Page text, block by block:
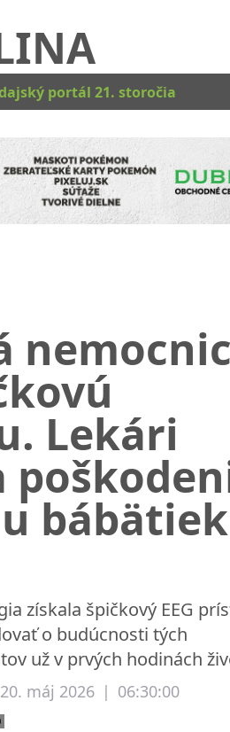
portál 21. storočia
Lekári
bábätiek
získala špičkový EEG
o budúcnosti tých
už v prvých hodinách
20. máj 2026 | 06:30:00